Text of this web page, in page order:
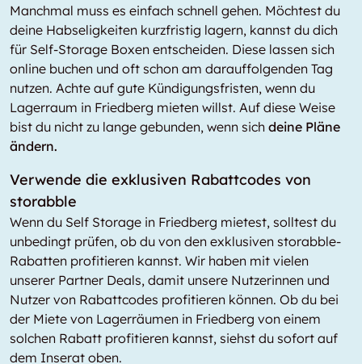
Manchmal muss es einfach schnell gehen. Möchtest du
deine Habseligkeiten kurzfristig lagern, kannst du dich
für Self-Storage Boxen entscheiden. Diese lassen sich
online buchen und oft schon am darauffolgenden Tag
nutzen. Achte auf gute Kündigungsfristen, wenn du
Lagerraum in Friedberg mieten willst. Auf diese Weise
bist du nicht zu lange gebunden, wenn sich deine Pläne
ändern.
Verwende die exklusiven Rabattcodes von
storabble
Wenn du Self Storage in Friedberg mietest, solltest du
unbedingt prüfen, ob du von den exklusiven storabble-
Rabatten profitieren kannst. Wir haben mit vielen
unserer Partner Deals, damit unsere Nutzerinnen und
Nutzer von Rabattcodes profitieren können. Ob du bei
der Miete von Lagerräumen in Friedberg von einem
solchen Rabatt profitieren kannst, siehst du sofort auf
dem Inserat oben.